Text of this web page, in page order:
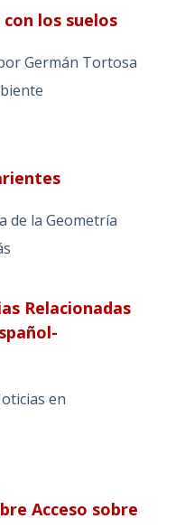
los suelos
Germán Tortosa
de la Geometría
Relacionadas
en
Acceso sobre